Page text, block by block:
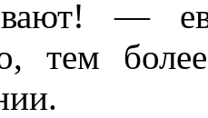
—
тем